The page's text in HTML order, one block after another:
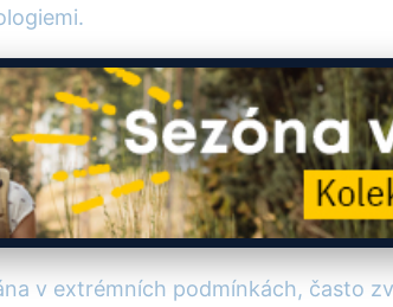
v extrémních podmínkách, často